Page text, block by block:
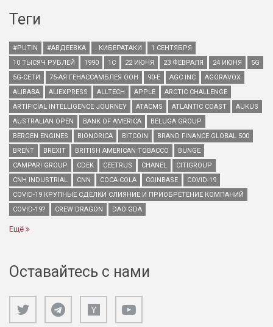
Теги
#PUTIN #АВДЕЕВКА . КИБЕРАТАКИ
1 СЕНТЯБРЯ
10 ТЫСЯЧ РУБЛЕЙ
1990 1С 22 ИЮНЯ 23 ФЕВРАЛЯ 24 ИЮНЯ
5G
5G-СЕТИ
75-АЯ ГЕНАССАМБЛЕЯ ООН 90-Е AGC INC
AGORAVOX
ALIBABA
ALIEXPRESS ALLTECH APPLE
ARCTIC CHALLENGE
ARTIFICIAL INTELLIGENCE JOURNEY
ATACMS ATLANTIC COAST
AUKUS
AUSTRALIAN OPEN
BANK OF AMERICA
BELUGA GROUP
BERGEN ENGINES
BIONORICA BITCOIN
BRAND FINANCE GLOBAL 500
BRENT
BREXIT BRITISH AMERICAN TOBACCO
BUNGE
CAMPARI GROUP
CDEK CEETRUS CHANEL
CITIGROUP
CNH INDUSTRIAL
CNN COCA-COLA COINBASE
COVID-19
COVID-19 КРУПНЫЕ СДЕЛКИ СЛИЯНИЕ И ПРИОБРЕТЕНИЕ КОМПАНИЙ
COVID-19?
CREW DRAGON DAO GDA
Ещё
Оставайтесь с нами